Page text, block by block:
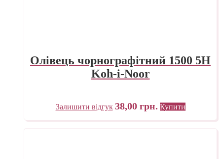
Олівець чорнографітний 1500 5H
Koh-i-Noor
Залишити відгук 38,00 грн. Купити